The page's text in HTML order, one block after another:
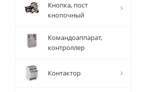
Кнопка, пост
кнопочный
Командоаппарат,
контроллер
Контактор